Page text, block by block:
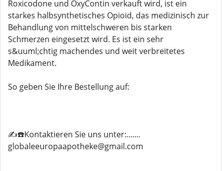
Roxicodone und OxyContin verkauft wird, ist ein
starkes halbsynthetisches Opioid, das medizinisch zur
Behandlung von mittelschweren bis starken
Schmerzen eingesetzt wird. Es ist ein sehr
s&uuml;chtig machendes und weit verbreitetes
Medikament.
So geben Sie Ihre Bestellung auf:
✍️☎️Kontaktieren Sie uns unter:.......
globaleeuropaapotheke@gmail.com